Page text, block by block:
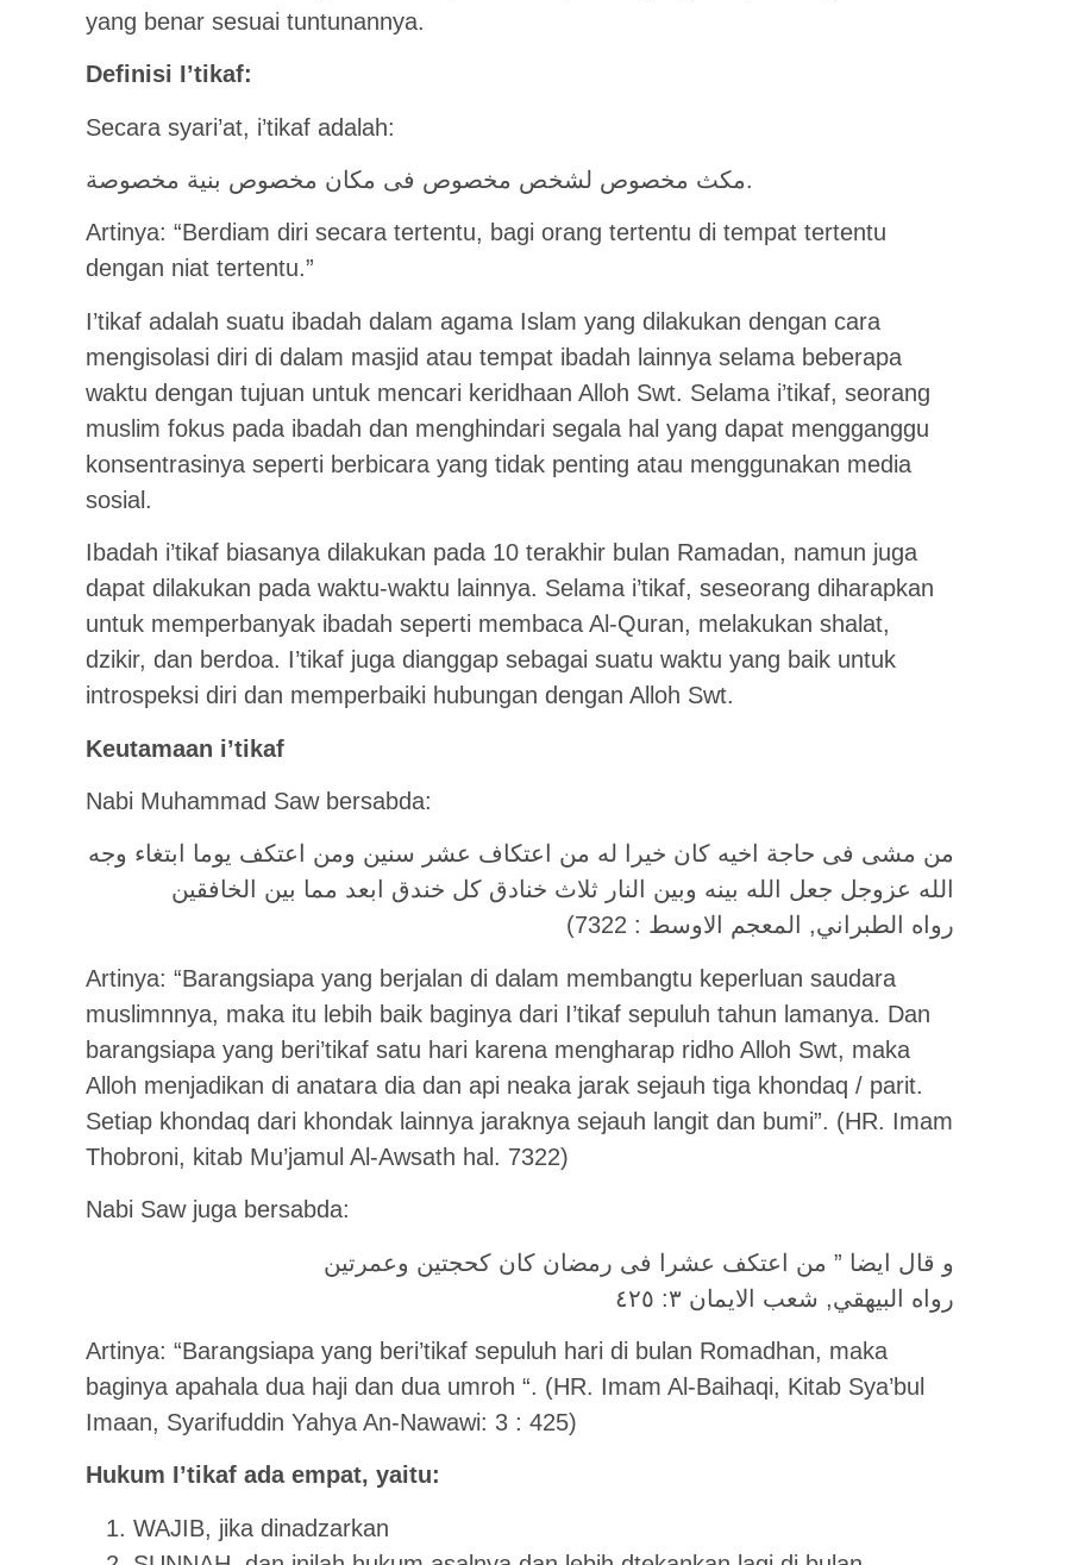
yang benar sesuai tuntunannya.
Definisi I’tikaf:
Secara syari’at, i’tikaf adalah:
مكث مخصوص لشخص مخصوص فى مكان مخصوص بنية مخصوصة.
Artinya: “Berdiam diri secara tertentu, bagi orang tertentu di tempat tertentu
dengan niat tertentu.”
I’tikaf adalah suatu ibadah dalam agama Islam yang dilakukan dengan cara
mengisolasi diri di dalam masjid atau tempat ibadah lainnya selama beberapa
waktu dengan tujuan untuk mencari keridhaan Alloh Swt. Selama i’tikaf, seorang
muslim fokus pada ibadah dan menghindari segala hal yang dapat mengganggu
konsentrasinya seperti berbicara yang tidak penting atau menggunakan media
sosial.
Ibadah i’tikaf biasanya dilakukan pada 10 terakhir bulan Ramadan, namun juga
dapat dilakukan pada waktu-waktu lainnya. Selama i’tikaf, seseorang diharapkan
untuk memperbanyak ibadah seperti membaca Al-Quran, melakukan shalat,
dzikir, dan berdoa. I’tikaf juga dianggap sebagai suatu waktu yang baik untuk
introspeksi diri dan memperbaiki hubungan dengan Alloh Swt.
Keutamaan i’tikaf
Nabi Muhammad Saw bersabda:
من مشى فى حاجة اخيه كان خيرا له من اعتكاف عشر سنين ومن اعتكف يوما ابتغاء وجه
الله عزوجل جعل الله بينه وبين النار ثلاث خنادق كل خندق ابعد مما بين الخافقين
(رواه الطبراني, المعجم الاوسط : 7322
Artinya: “Barangsiapa yang berjalan di dalam membangtu keperluan saudara
muslimnnya, maka itu lebih baik baginya dari I’tikaf sepuluh tahun lamanya. Dan
barangsiapa yang beri’tikaf satu hari karena mengharap ridho Alloh Swt, maka
Alloh menjadikan di anatara dia dan api neaka jarak sejauh tiga khondaq / parit.
Setiap khondaq dari khondak lainnya jaraknya sejauh langit dan bumi”. (HR. Imam
Thobroni, kitab Mu’jamul Al-Awsath hal. 7322)
Nabi Saw juga bersabda:
و قال ايضا ” من اعتكف عشرا فى رمضان كان كحجتين وعمرتين
رواه البيهقي, شعب الايمان ۳: ٤٢٥
Artinya: “Barangsiapa yang beri’tikaf sepuluh hari di bulan Romadhan, maka
baginya apahala dua haji dan dua umroh “. (HR. Imam Al-Baihaqi, Kitab Sya’bul
Imaan, Syarifuddin Yahya An-Nawawi: 3 : 425)
Hukum I’tikaf ada empat, yaitu:
WAJIB, jika dinadzarkan